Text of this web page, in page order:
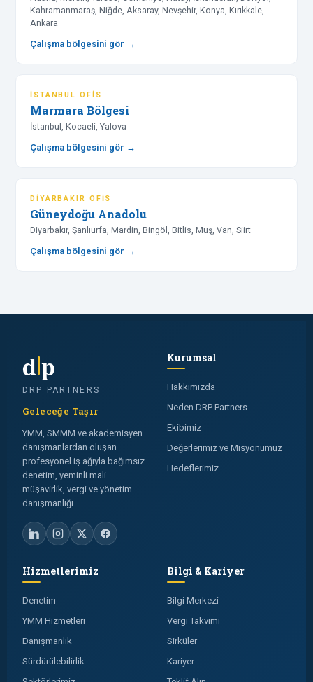
Kahramanmaraş, Niğde, Aksaray, Nevşehir, Konya, Kırıkkale,
Ankara
Çalışma bölgesini gör →
İSTANBUL OFIS
Marmara Bölgesi
İstanbul, Kocaeli, Yalova
Çalışma bölgesini gör →
DIYARBAKIR OFIS
Güneydoğu Anadolu
Diyarbakır, Şanlıurfa, Mardin, Bingöl, Bitlis, Muş, Van, Siirt
Çalışma bölgesini gör →
dp
DRP PARTNERS
Geleceğe Taşır
YMM, SMMM ve akademisyen
danışmanlardan oluşan
profesyonel iş ağıyla bağımsız
denetim, yeminli mali
müşavirlik, vergi ve yönetim
danışmanlığı.
Kurumsal
Hakkımızda
Neden DRP Partners
Ekibimiz
Değerlerimiz ve Misyonumuz
Hedeflerimiz
Hizmetlerimiz
Denetim
YMM Hizmetleri
Danışmanlık
Sürdürülebilirlik
Bilgi & Kariyer
Bilgi Merkezi
Vergi Takvimi
Sirküler
Kariyer